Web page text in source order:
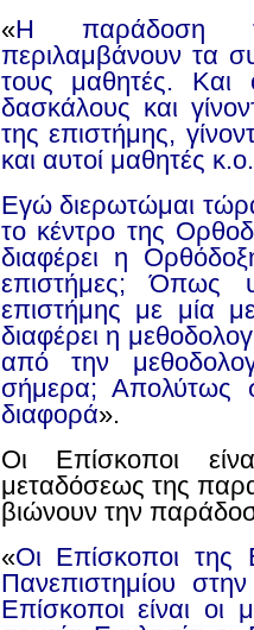
«Η παράδοση
περιλαμβάνουν τα
τους μαθητές. Και
δασκάλους και
της επιστήμης,
και αυτοί μαθητές
Εγώ διερωτώμαι
το κέντρο της
διαφέρει η
επιστήμες; Όπως
επιστήμης με μία
διαφέρει η
από την
σήμερα; Απολύτως
διαφορά».
Οι Επίσκοποι
μεταδόσεως της
βιώνουν την
«Οι Επίσκοποι της
Πανεπιστημίου
Επίσκοποι είναι